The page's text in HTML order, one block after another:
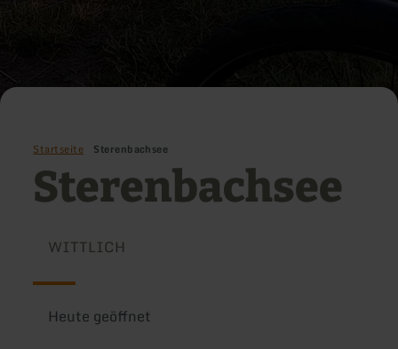
Startseite Sterenbachsee
Sterenbachsee
WITTLICH
Heute geöffnet